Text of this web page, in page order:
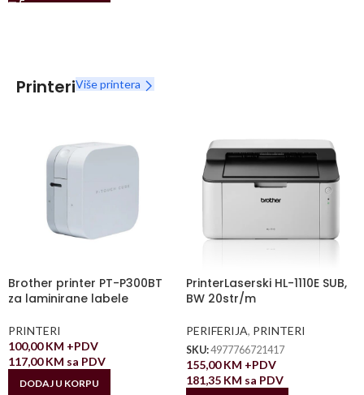
PrinteriViše printera
Brother printer PT-P300BT
za laminirane labele
PRINTERI
100,00KM +PDV
117,00KM sa PDV
DODAJ U KORPU
PrinterLaserski HL-1110E SUB,
BW 20str/m
PERIFERIJA, PRINTERI
SKU:4977766721417
155,00KM +PDV
181,35 KM sa PDV